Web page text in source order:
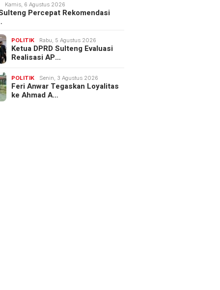
Kamis, 6 Agustus 2026
Percepat Rekomendasi
POLITIK Rabu, 5 Agustus 2026
Ketua DPRD Sulteng Evaluasi
Realisasi AP…
POLITIK Senin, 3 Agustus 2026
Feri Anwar Tegaskan Loyalitas
ke Ahmad A…